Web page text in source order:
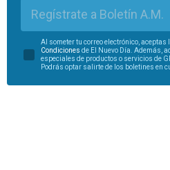
Regístrate a Boletín A.M.
Al someter tu correo electrónico, aceptas
Condiciones de El Nuevo Día. Además,
especiales de productos o servicios de
Podrás optar salirte de los boletines en